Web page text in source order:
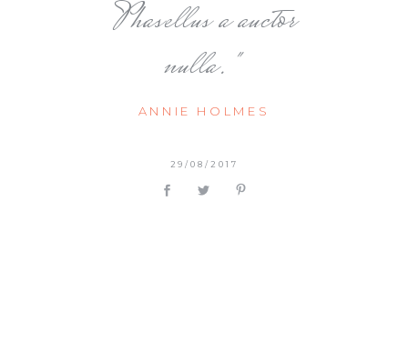
Phasellus a auctor
nulla.
ANNIE HOLMES
29/08/2017